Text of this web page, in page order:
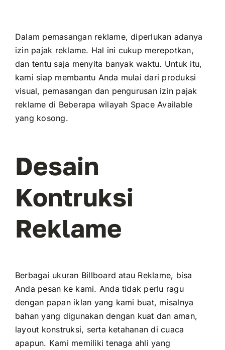
Dalam pemasangan reklame, diperlukan adanya
izin pajak reklame. Hal ini cukup merepotkan,
dan tentu saja menyita banyak waktu. Untuk itu,
kami siap membantu Anda mulai dari produksi
visual, pemasangan dan pengurusan izin pajak
reklame di Beberapa wilayah Space Available
yang kosong.
Desain
Kontruksi
Reklame
Berbagai ukuran Billboard atau Reklame, bisa
Anda pesan ke kami. Anda tidak perlu ragu
dengan papan iklan yang kami buat, misalnya
bahan yang digunakan dengan kuat dan aman,
layout konstruksi, serta ketahanan di cuaca
apapun. Kami memiliki tenaga ahli yang